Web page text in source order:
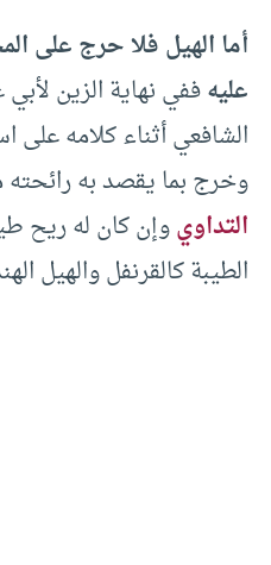
أما الهيل فلا حرج على
عليهففي نهاية الزين
الشافعي أثناء كلامه على
وخرج بما يقصد به رائحته
التداويوإن كان له ريح
الطيبة كالقرنفل والهيل